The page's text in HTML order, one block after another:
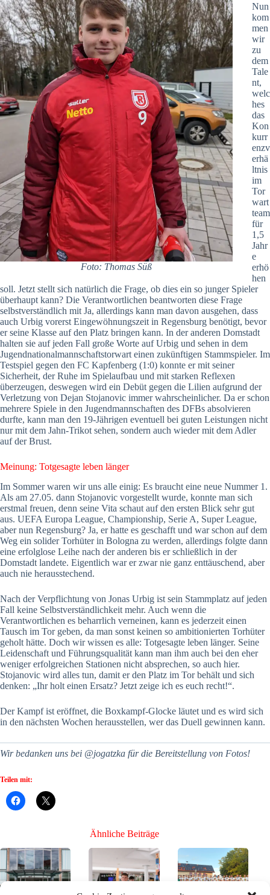
Foto: Thomas Süß
Nun
kom
men
wir
zu
dem
Tale
nt,
welc
hes
das
Kon
kurr
enzv
erhä
ltnis
im
Tor
wart
team
für
1,5
Jahr
e
erhö
hen
soll. Jetzt stellt sich natürlich die Frage, ob dies ein so junger Spieler
überhaupt kann? Die Verantwortlichen beantworten diese Frage
selbstverständlich mit Ja, allerdings kann man davon ausgehen, dass
auch Urbig vorerst Eingewöhnungszeit in Regensburg benötigt, bevor
er seine Klasse auf den Platz bringen kann. In der anderen Domstadt
halten sie auf jeden Fall große Worte auf Urbig und sehen in dem
Jugendnationalmannschaftstorwart einen zukünftigen Stammspieler. Im
Testspiel gegen den FC Kapfenberg (1:0) konnte er mit seiner
Sicherheit, der Ruhe im Spielaufbau und mit starken Reflexen
überzeugen, deswegen wird ein Debüt gegen die Lilien aufgrund der
Verletzung von Dejan Stojanovic immer wahrscheinlicher. Da er schon
mehrere Spiele in den Jugendmannschaften des DFBs absolvieren
durfte, kann man den 19-Jährigen eventuell bei guten Leistungen nicht
nur mit dem Jahn-Trikot sehen, sondern auch wieder mit dem Adler
auf der Brust.
Meinung: Totgesagte leben länger
Im Sommer waren wir uns alle einig: Es braucht eine neue Nummer 1.
Als am 27.05. dann Stojanovic vorgestellt wurde, konnte man sich
erstmal freuen, denn seine Vita schaut auf den ersten Blick sehr gut
aus. UEFA Europa League, Championship, Serie A, Super League,
aber nun Regensburg? Ja, er hatte es geschafft und war schon auf dem
Weg ein solider Torhüter in Bologna zu werden, allerdings folgte dann
eine erfolglose Leihe nach der anderen bis er schließlich in der
Domstadt landete. Eigentlich war er zwar nie ganz enttäuschend, aber
auch nie herausstechend.
Nach der Verpflichtung von Jonas Urbig ist sein Stammplatz auf jeden
Fall keine Selbstverständlichkeit mehr. Auch wenn die
Verantwortlichen es beharrlich verneinen, kann es jederzeit einen
Tausch im Tor geben, da man sonst keinen so ambitionierten Torhüter
geholt hätte. Doch wir wissen es alle: Totgesagte leben länger. Seine
Leidenschaft und Führungsqualität kann man ihm auch bei den eher
weniger erfolgreichen Stationen nicht absprechen, so auch hier.
Stojanovic wird alles tun, damit er den Platz im Tor behält und sich
denken: „Ihr holt einen Ersatz? Jetzt zeige ich es euch recht!“.
Der Kampf ist eröffnet, die Boxkampf-Glocke läutet und es wird sich
in den nächsten Wochen herausstellen, wer das Duell gewinnen kann.
Wir bedanken uns bei @jogatzka für die Bereitstellung von Fotos!
Teilen mit:
Ähnliche Beiträge